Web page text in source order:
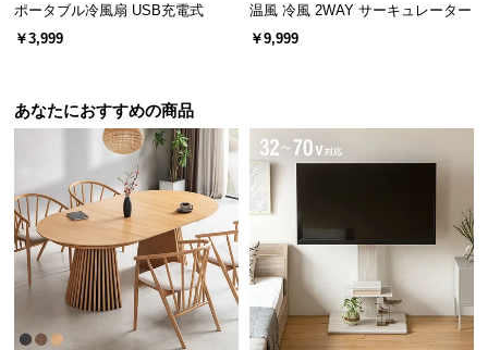
ポータブル冷風扇 USB充電式
￥3,999
温風 冷風 2WAY サーキュレーター
￥9,999
あなたにおすすめの商品